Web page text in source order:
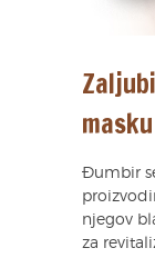
Đumbir
njegov
za